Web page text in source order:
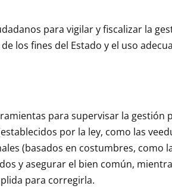
para vigilar y fiscalizar la
los fines del Estado y el uso
para supervisar la gestión
por la ley, como las
(basados en costumbres, como
y asegurar el bien común,
para corregirla.